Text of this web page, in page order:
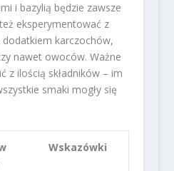
i bazylią będzie zawsze
eksperymentować z
karczochów,
nawet owoców. Ważne
z ilością składników – im
smaki mogły się
Wskazówki